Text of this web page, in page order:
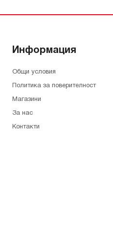
Информация
Общи условия
Политика за поверителност
Магазини
За нас
Контакти